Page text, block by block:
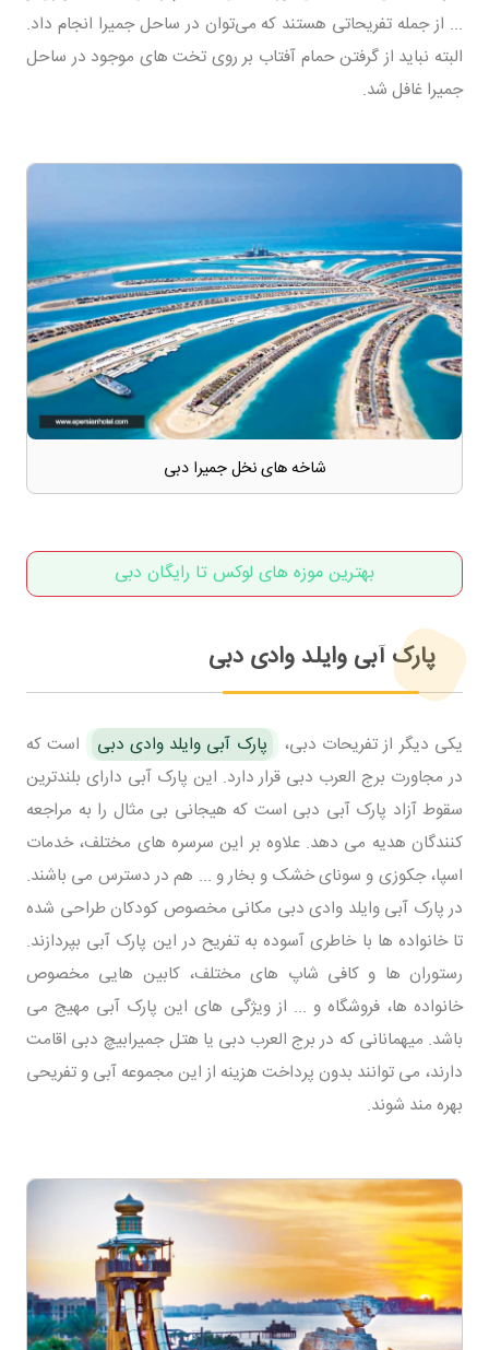
... از جمله تفریحاتی هستند که می‌توان در ساحل جمیرا انجام داد.
البته نباید از گرفتن حمام آفتاب بر روی تخت های موجود در ساحل
جمیرا غافل شد.
شاخه های نخل جمیرا دبی
بهترین موزه های لوکس تا رایگان دبی
پارک آبی وایلد وادی دبی
یکی دیگر از تفریحات دبی، پارک آبی وایلد وادی دبی
است که
در مجاورت برج العرب دبی قرار دارد. این پارک آبی دارای بلندترین
سقوط آزاد پارک آبی دبی است که هیجانی بی مثال را به مراجعه
کنندگان هدیه می دهد. علاوه بر این سرسره های مختلف، خدمات
اسپا، جکوزی و سونای خشک و بخار و ... هم در دسترس می باشند.
در پارک آبی وایلد وادی دبی مکانی مخصوص کودکان طراحی شده
تا خانواده ها با خاطری آسوده به تفریح در این پارک آبی بپردازند.
رستوران ها و کافی شاپ های مختلف، کابین هایی مخصوص
خانواده ها، فروشگاه و ... از ویژگی های این پارک آبی مهیج می
باشد. میهمانانی که در برج العرب دبی یا هتل جمیرابیچ دبی اقامت
دارند، می توانند بدون پرداخت هزینه از این مجموعه آبی و تفریحی
بهره مند شوند.